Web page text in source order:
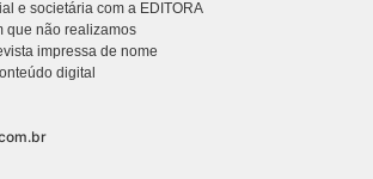
e societária com a EDITORA
que não realizamos
impressa de nome
digital